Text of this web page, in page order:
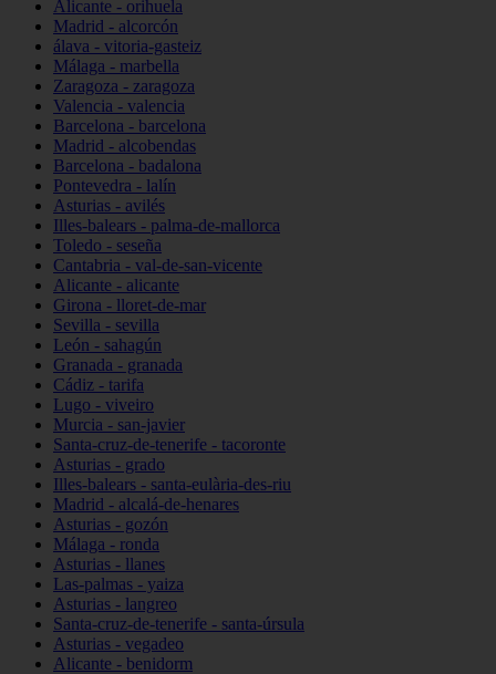
Alicante - orihuela
Madrid - alcorcón
álava - vitoria-gasteiz
Málaga - marbella
Zaragoza - zaragoza
Valencia - valencia
Barcelona - barcelona
Madrid - alcobendas
Barcelona - badalona
Pontevedra - lalín
Asturias - avilés
Illes-balears - palma-de-mallorca
Toledo - seseña
Cantabria - val-de-san-vicente
Alicante - alicante
Girona - lloret-de-mar
Sevilla - sevilla
León - sahagún
Granada - granada
Cádiz - tarifa
Lugo - viveiro
Murcia - san-javier
Santa-cruz-de-tenerife - tacoronte
Asturias - grado
Illes-balears - santa-eulària-des-riu
Madrid - alcalá-de-henares
Asturias - gozón
Málaga - ronda
Asturias - llanes
Las-palmas - yaiza
Asturias - langreo
Santa-cruz-de-tenerife - santa-úrsula
Asturias - vegadeo
Alicante - benidorm